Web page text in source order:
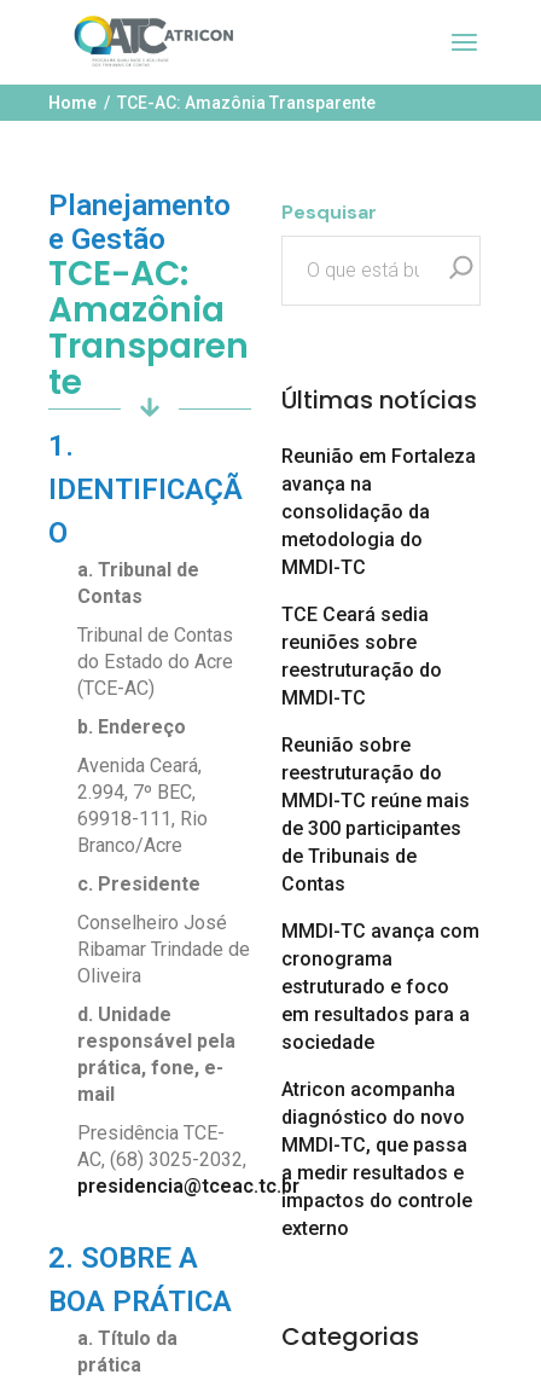
Home TCE-AC: Amazônia Transparente
Planejamento
e Gestão
TCE-AC:
Amazônia
Transparen
te
1.
IDENTIFICAÇÃ
O
a. Tribunal de
Contas
Tribunal de Contas
do Estado do Acre
(TCE-AC)
b. Endereço
Avenida Ceará,
2.994, 7º BEC,
69918-111, Rio
Branco/Acre
c. Presidente
Conselheiro José
Ribamar Trindade de
Oliveira
d. Unidade
responsável pela
prática, fone, e-
mail
Presidência TCE-
AC, (68) 3025-2032,
presidencia@tceac.tc.br
2. SOBRE A
BOA PRÁTICA
a. Título da
prática
Pesquisar
Últimas notícias
Reunião em Fortaleza
avança na
consolidação da
metodologia do
MMDI-TC
TCE Ceará sedia
reuniões sobre
reestruturação do
MMDI-TC
Reunião sobre
reestruturação do
MMDI-TC reúne mais
de 300 participantes
de Tribunais de
Contas
MMDI-TC avança com
cronograma
estruturado e foco
em resultados para a
sociedade
Atricon acompanha
diagnóstico do novo
MMDI-TC, que passa
a medir resultados e
impactos do controle
externo
Categorias